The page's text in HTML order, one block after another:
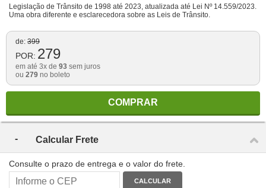
Legislação de Trânsito de 1998 até 2023, atualizada até Lei Nº 14.559/2023.
Uma obra diferente e esclarecedora sobre as Leis de Trânsito.
de: 399
POR: 279
em até 3x de 93 sem juros
ou 279 no boleto
COMPRAR
Calcular Frete
Consulte o prazo de entrega e o valor do frete.
CALCULAR